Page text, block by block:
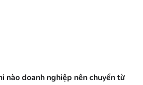
nào doanh nghiệp nên chuyển từ